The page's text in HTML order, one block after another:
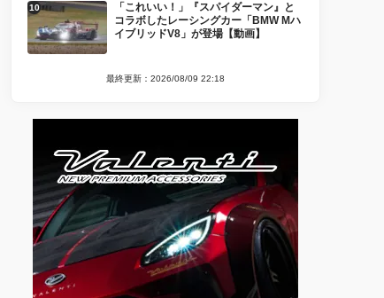
「これいい！」『スパイダーマン』と
コラボしたレーシングカー「BMW Mハ
イブリッドV8」が登場【動画】
最終更新：2026/08/09 22:18